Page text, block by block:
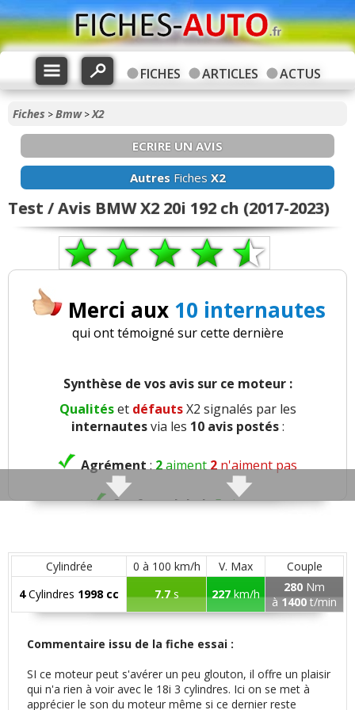
FICHES ARTICLES ACTUS
Fiches >Bmw>X2
ECRIRE UN AVIS
AutresFiches X2
Test / Avis BMW X2 20i 192 ch (2017-2023)
Merci aux 10 internautes
qui ont témoigné sur cette dernière
Synthèse de vos avis sur ce moteur :
Qualitéset défautsX2 signalés par les
internautesvia les 10 avis postés:
Agrément:2aiment2n'aiment pas
Confort global:5aiment
Confort banquette arri.:1aime
Insonorisation et bruit perçu:5aiment
n'aiment pas
Cylindrée 0 à 100 km/h V. Max
Couple
4Cylindres 1998 cc 7.7s 227km/h 280 Nm
à1400t/min
Commentaire issu de la fiche essai :
SI ce moteur peut s'avérer un peu glouton, il offre un plaisir
qui n'a rien à voir avec le 18i 3 cylindres. Ici on se met à
apprécier le son du moteur même si ce dernier reste